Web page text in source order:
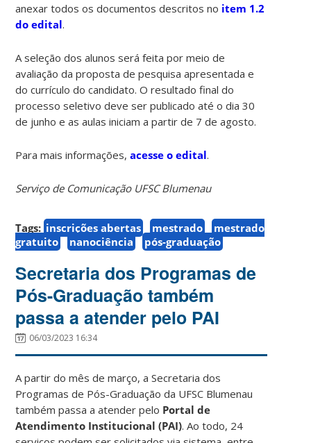
anexar todos os documentos descritos no item 1.2
do edital.
A seleção dos alunos será feita por meio de
avaliação da proposta de pesquisa apresentada e
do currículo do candidato. O resultado final do
processo seletivo deve ser publicado até o dia 30
de junho e as aulas iniciam a partir de 7 de agosto.
Para mais informações,acesse o edital.
Serviço de Comunicação UFSC Blumenau
Tags: inscrições abertas mestrado
mestrado
gratuito
nanociência pós-graduação
Secretaria dos Programas de
Pós-Graduação também
passa a atender pelo PAI
06/03/2023 16:34
A partir do mês de março, a Secretaria dos
Programas de Pós-Graduação da UFSC Blumenau
também passa a atender pelo Portal de
Atendimento Institucional (PAI). Ao todo, 24